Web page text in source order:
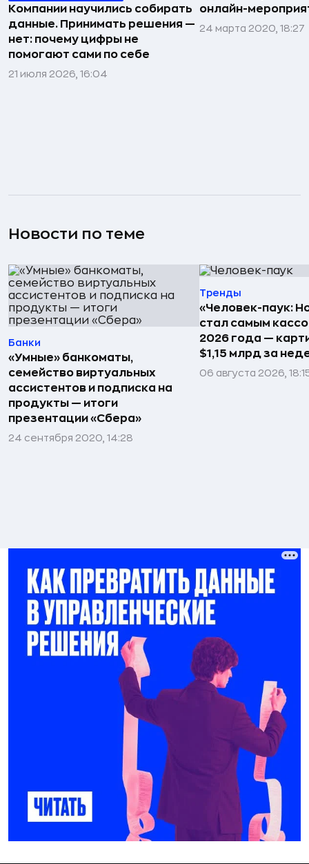
Компании научились собирать
данные. Принимать решения —
нет: почему цифры не
помогают сами по себе
21 июля 2026, 16:04
онлайн-
24 марта 2020, 18:27
Новости по теме
Банки
«Умные» банкоматы,
семейство виртуальных
ассистентов и подписка на
продукты — итоги
презентации «Сбера»
24 сентября 2020, 14:28
Тренды
«Человек-паук:
стал самым
2026 года —
$1,15 млрд за
06 августа 2026,